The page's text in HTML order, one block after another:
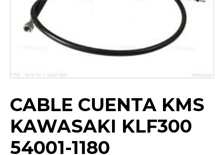
CABLE CUENTA KMS
KAWASAKI KLF300
54001-1180